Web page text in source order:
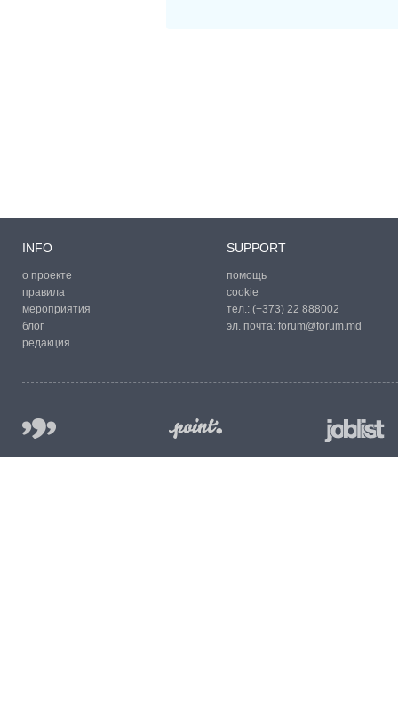
INFO
о проекте
правила
мероприятия
блог
редакция
SUPPORT
помощь
cookie
тел.: (+373) 22 888002
эл. почта: forum@forum.md